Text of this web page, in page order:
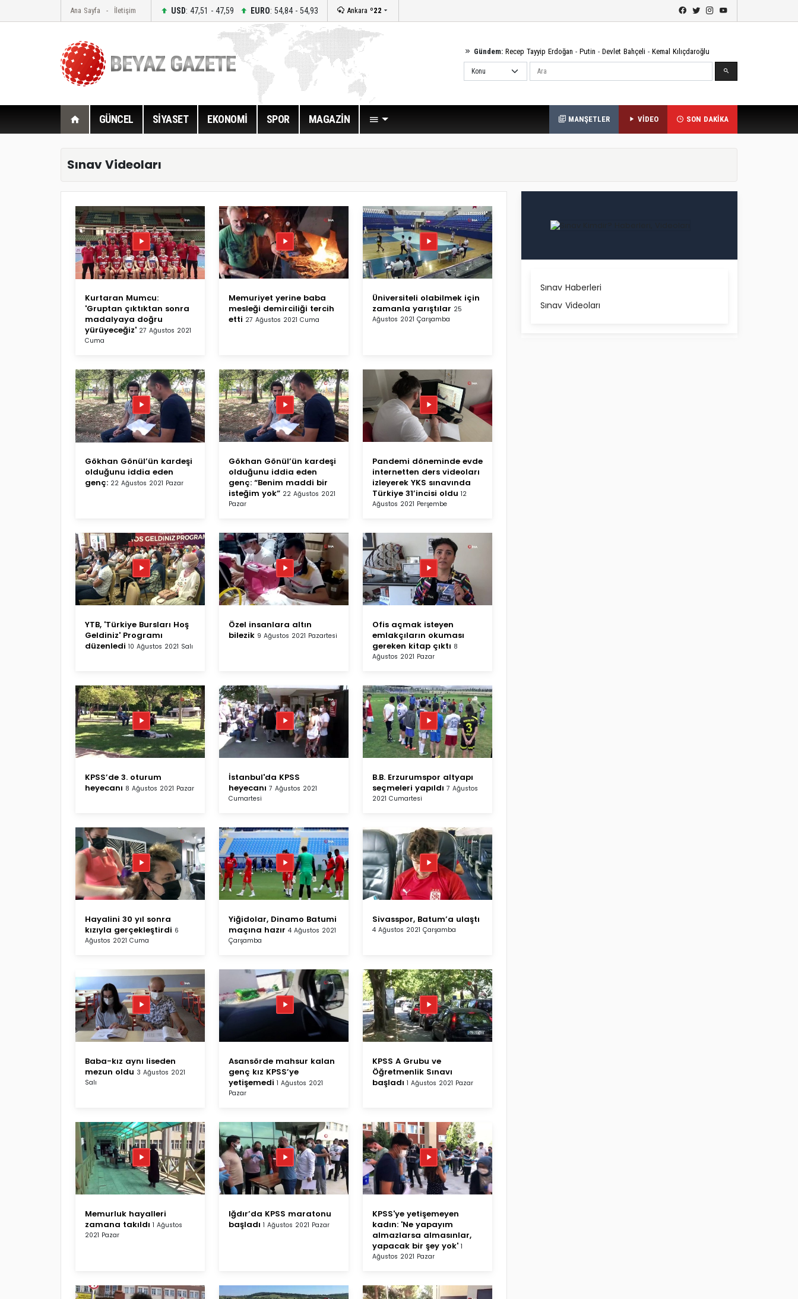
Ana Sayfa İletişim USD: 47,51 - 47,59 EURO: 54,84 - 54,93 Ankara º22
Gündem: Recep Tayyip Erdoğan - Putin - Devlet Bahçeli - Kemal Kılıçdaroğlu
Ara
GÜNCEL SİYASET EKONOMİ SPOR MAGAZİN MANŞETLER VİDEO SON DAKİKA
Sınav Videoları
Kurtaran Mumcu:
'Gruptan çıktıktan sonra
madalyaya doğru
yürüyeceğiz' 27 Ağustos 2021
Cuma
Memuriyet yerine baba
mesleği demirciliği tercih
etti 27 Ağustos 2021 Cuma
Üniversiteli olabilmek için
zamanla yarıştılar 25
Ağustos 2021 Çarşamba
Gökhan Gönül’ün kardeşi
olduğunu iddia eden
genç: 22 Ağustos 2021 Pazar
Gökhan Gönül’ün kardeşi
olduğunu iddia eden
genç: “Benim maddi bir
isteğim yok” 22 Ağustos 2021
Pazar
Pandemi döneminde evde
internetten ders videoları
izleyerek YKS sınavında
Türkiye 31’incisi oldu 12
Ağustos 2021 Perşembe
YTB, 'Türkiye Bursları Hoş
Geldiniz' Programı
düzenledi 10 Ağustos 2021 Salı
Özel insanlara altın
bilezik 9 Ağustos 2021 Pazartesi
Ofis açmak isteyen
emlakçıların okuması
gereken kitap çıktı 8
Ağustos 2021 Pazar
KPSS’de 3. oturum
heyecanı 8 Ağustos 2021 Pazar
İstanbul'da KPSS
heyecanı 7 Ağustos 2021
Cumartesi
B.B. Erzurumspor altyapı
seçmeleri yapıldı 7 Ağustos
2021 Cumartesi
Hayalini 30 yıl sonra
kızıyla gerçekleştirdi 6
Ağustos 2021 Cuma
Yiğidolar, Dinamo Batumi
maçına hazır 4 Ağustos 2021
Çarşamba
Sivasspor, Batum’a ulaştı
4 Ağustos 2021 Çarşamba
Baba-kız aynı liseden
mezun oldu 3 Ağustos 2021
Salı
Asansörde mahsur kalan
genç kız KPSS’ye
yetişemedi 1 Ağustos 2021
Pazar
KPSS A Grubu ve
Öğretmenlik Sınavı
başladı 1 Ağustos 2021 Pazar
Memurluk hayalleri
zamana takıldı 1 Ağustos
2021 Pazar
Iğdır’da KPSS maratonu
başladı 1 Ağustos 2021 Pazar
KPSS'ye yetişemeyen
kadın: 'Ne yapayım
almazlarsa almasınlar,
yapacak bir şey yok' 1
Ağustos 2021 Pazar
Sınav Haberleri
Sınav Videoları